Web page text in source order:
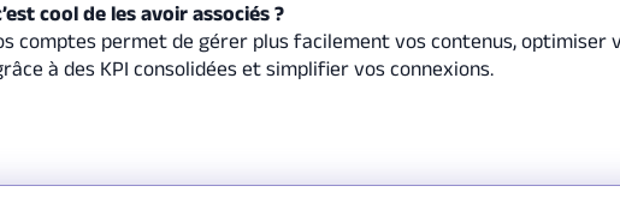
cool de les avoir associés ?
comptes permet de gérer plus facilement vos contenus, optimiser
à des KPI consolidées et simplifier vos connexions.